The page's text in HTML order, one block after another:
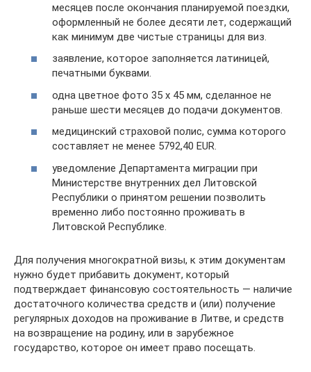
месяцев после окончания планируемой поездки,
оформленный не более десяти лет, содержащий
как минимум две чистые страницы для виз.
заявление, которое заполняется латиницей,
печатными буквами.
одна цветное фото 35 х 45 мм, сделанное не
раньше шести месяцев до подачи документов.
медицинский страховой полис, сумма которого
составляет не менее 5792,40 EUR.
уведомление Департамента миграции при
Министерстве внутренних дел Литовской
Республики о принятом решении позволить
временно либо постоянно проживать в
Литовской Республике.
Для получения многократной визы, к этим документам
нужно будет прибавить документ, который
подтверждает финансовую состоятельность — наличие
достаточного количества средств и (или) получение
регулярных доходов на проживание в Литве, и средств
на возвращение на родину, или в зарубежное
государство, которое он имеет право посещать.